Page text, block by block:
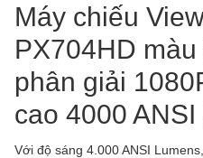
Máy chiếu
PX704HD
phân giải
cao 4000
Với độ sáng 4.000 ANSI